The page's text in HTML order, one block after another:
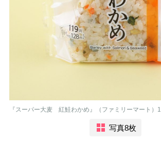
『スーパー大麦 紅鮭わかめ』（ファミリーマート）
写真8枚